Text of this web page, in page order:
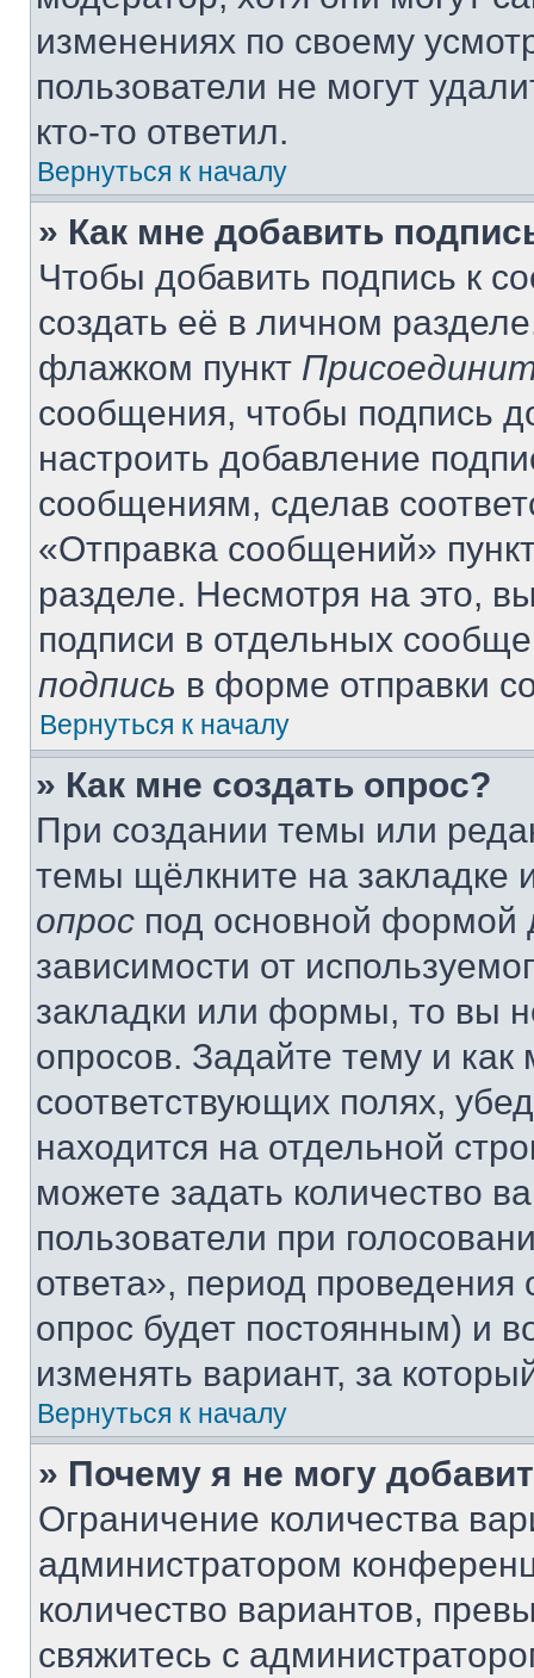
изменениях по своему
пользователи не могут
кто-то ответил.
Вернуться к началу
» Как мне добавить
Чтобы добавить подпись к
создать её в личном
флажком пункт
сообщения, чтобы подпись
настроить добавление
сообщениям, сделав
«Отправка сообщений»
разделе. Несмотря на это,
подписи в отдельных
подпись в форме отправки
Вернуться к началу
» Как мне создать опрос?
При создании темы или
темы щёлкните на
опрос под основной формой
зависимости от
закладки или формы, то вы
опросов. Задайте тему и
соответствующих полях,
находится на отдельной
можете задать количество
пользователи при
ответа», период проведения
опрос будет постоянным) и
изменять вариант, за
Вернуться к началу
» Почему я не могу
Ограничение количества
администратором
количество вариантов,
свяжитесь с